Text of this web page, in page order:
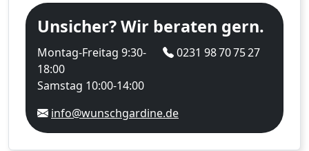
Unsicher? Wir beraten gern.
Montag-Freitag 9:30-
18:00
Samstag 10:00-14:00
0231 98 70 75 27
info@wunschgardine.de